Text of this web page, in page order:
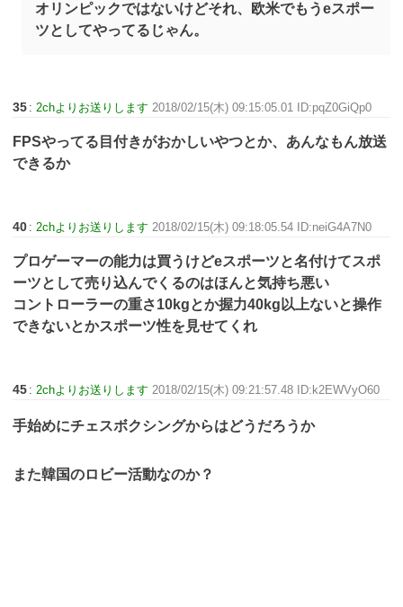
オリンピックではないけどそれ、欧米でもうeスポー
ツとしてやってるじゃん。
35 :2chよりお送りします 2018/02/15(木) 09:15:05.01 ID:pqZ0GiQp0
FPSやってる目付きがおかしいやつとか、あんなもん放送
できるか
40 :2chよりお送りします 2018/02/15(木) 09:18:05.54 ID:neiG4A7N0
プロゲーマーの能力は買うけどeスポーツと名付けてスポ
ーツとして売り込んでくるのはほんと気持ち悪い
コントローラーの重さ10kgとか握力40kg以上ないと操作
できないとかスポーツ性を見せてくれ
45 :2chよりお送りします 2018/02/15(木) 09:21:57.48 ID:k2EWVyO60
手始めにチェスボクシングからはどうだろうか
また韓国のロビー活動なのか？